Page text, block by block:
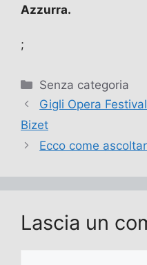
Azzurra.
;
Categorie
Senza categoria
Gigli Opera
Bizet
Ecco come
Lascia un